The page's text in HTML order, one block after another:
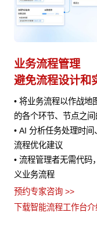
业务流程管理
避免流程设计和
• 将业务流程以作战地
的各个环节、节点之
• AI 分析任务处理时
流程优化建议
• 流程管理者无需代码
义业务流程
预约专家咨询 >>
下载智能流程工作台